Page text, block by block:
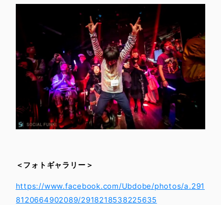
＜フォトギャラリー＞
https://www.facebook.com/Ubdobe/photos/a.291
8120664902089/2918218538225635